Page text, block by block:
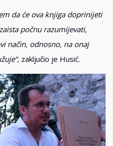
da će ova knjiga doprinijeti
počnu razumijevati,
način, odnosno, na onaj
zaključio je Husić.